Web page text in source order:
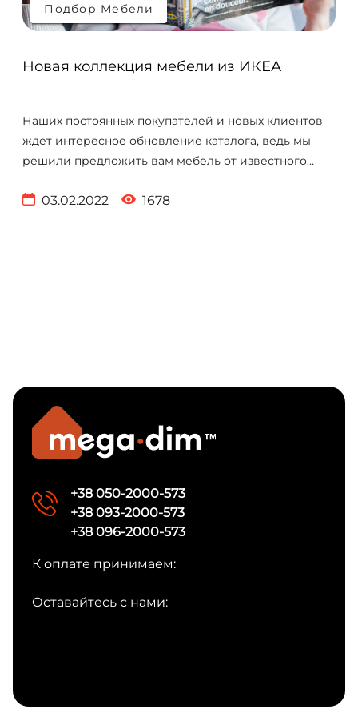
Подбор Мебели
Подбор Мебели
Новая коллекция мебели из ИКЕА
Наших постоянных покупателей и новых клиентов
ждет интересное обновление каталога, ведь мы
решили предложить вам мебель от известного
03.02.2022 1678
+38 050-2000-573
+38 093-2000-573
+38 096-2000-573
К оплате принимаем:
Оставайтесь с нами: